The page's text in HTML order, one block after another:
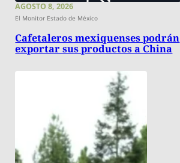
AGOSTO 8, 2026
El Monitor Estado de México
Cafetaleros mexiquenses podrán
exportar sus productos a China